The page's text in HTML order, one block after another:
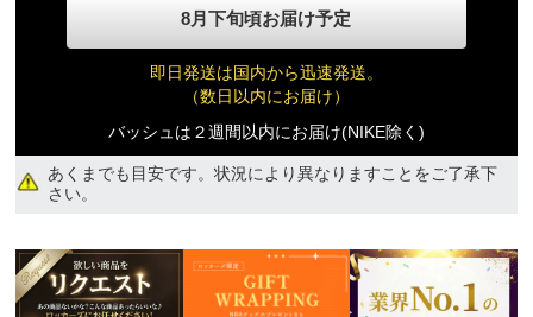
8月下旬頃お届け予定
即日発送は国内から迅速発送。
（数日以内にお届け）
バッシュは２週間以内にお届け(NIKE除く)
あくまでも目安です。状況により異なりますことをご了承下
さい。